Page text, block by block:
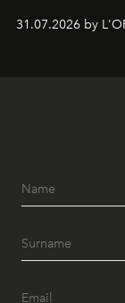
en een
Amerikaanse
31.07.2026 by